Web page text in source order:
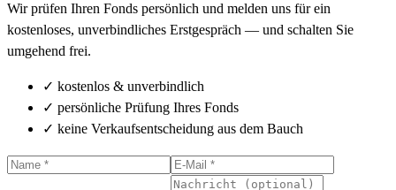
Wir prüfen Ihren Fonds persönlich und melden uns für ein
kostenloses, unverbindliches Erstgespräch — und schalten Sie
umgehend frei.
✓ kostenlos & unverbindlich
✓ persönliche Prüfung Ihres Fonds
✓ keine Verkaufsentscheidung aus dem Bauch